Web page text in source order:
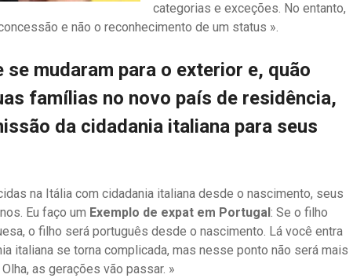
categorias e exceções. No entanto,
e não o reconhecimento de um status ».
mudaram para o exterior e, quão
famílias no novo país de residência,
da cidadania italiana para seus
na Itália com cidadania italiana desde o nascimento, seus
Eu faço um Exemplo de expat em Portugal : Se o filho
o filho será português desde o nascimento. Lá você entra
italiana se torna complicada, mas nesse ponto não será mais
as gerações vão passar. »